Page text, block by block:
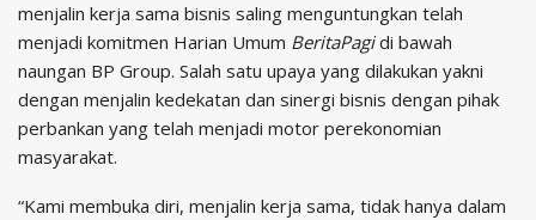
menjalin kerja sama bisnis saling menguntungkan telah
menjadi komitmen Harian Umum BeritaPagidi bawah
naungan BP Group. Salah satu upaya yang dilakukan yakni
dengan menjalin kedekatan dan sinergi bisnis dengan pihak
perbankan yang telah menjadi motor perekonomian
masyarakat.
“Kami membuka diri, menjalin kerja sama, tidak hanya dalam